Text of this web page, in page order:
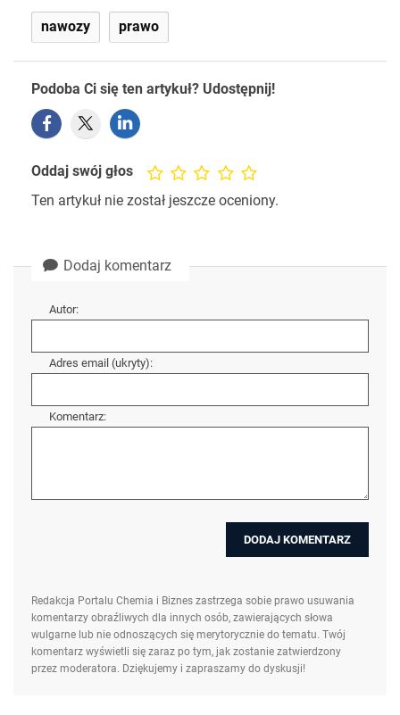
nawozy prawo
Podoba Ci się ten artykuł? Udostępnij!
Oddaj swój głos
Ten artykuł nie został jeszcze oceniony.
Dodaj komentarz
Autor:
Adres email (ukryty):
Komentarz:
Redakcja Portalu Chemia i Biznes zastrzega sobie prawo usuwania
komentarzy obraźliwych dla innych osób, zawierających słowa
wulgarne lub nie odnoszących się merytorycznie do tematu. Twój
komentarz wyświetli się zaraz po tym, jak zostanie zatwierdzony
przez moderatora. Dziękujemy i zapraszamy do dyskusji!